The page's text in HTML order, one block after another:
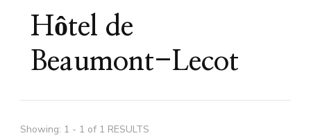
Hôtel de
Beaumont-Lecot
Showing: 1 - 1 of 1 RESULTS